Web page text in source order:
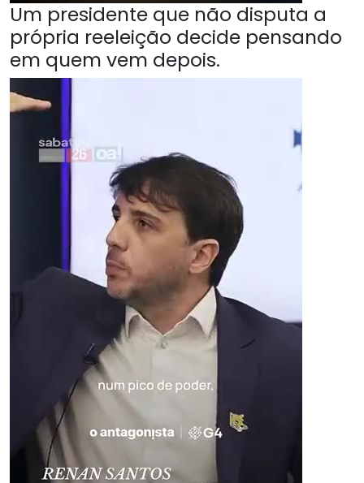
Um presidente que não disputa a
própria reeleição decide pensando
em quem vem depois.